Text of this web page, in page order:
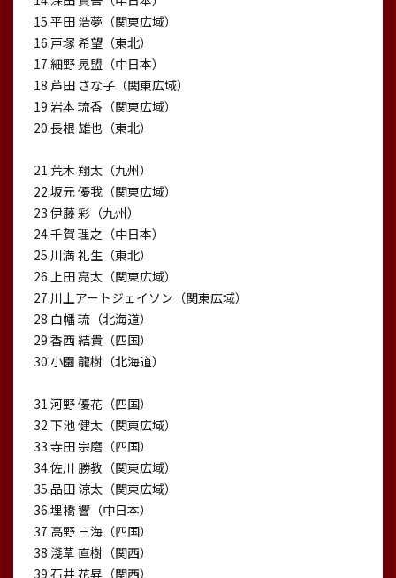
15.平田 浩夢（関東広域）
16.戸塚 希望（東北）
17.細野 晃盟（中日本）
18.芦田 さな子（関東広域）
19.岩本 琉香（関東広域）
20.長根 雄也（東北）
21.荒木 翔太（九州）
22.坂元 優我（関東広域）
23.伊藤 彩（九州）
24.千賀 理之（中日本）
25.川満 礼生（東北）
26.上田 亮太（関東広域）
27.川上アートジェイソン（関東広域）
28.白幡 琉（北海道）
29.香西 結貴（四国）
30.小園 龍樹（北海道）
31.河野 優花（四国）
32.下池 健太（関東広域）
33.寺田 宗磨（四国）
34.佐川 勝教（関東広域）
35.品田 涼太（関東広域）
36.埋橋 響（中日本）
37.高野 三海（四国）
38.淺草 直樹（関西）
39.石井 花昇（関西）